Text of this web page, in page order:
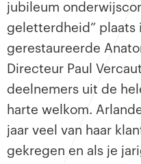
jubileum
geletterdheid” plaats
gerestaureerde
Directeur Paul
deelnemers uit de
harte welkom.
jaar veel van haar
gekregen en als je